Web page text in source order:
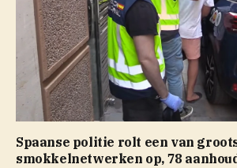
Spaanse politie rolt een van
smokkelnetwerken op, 78